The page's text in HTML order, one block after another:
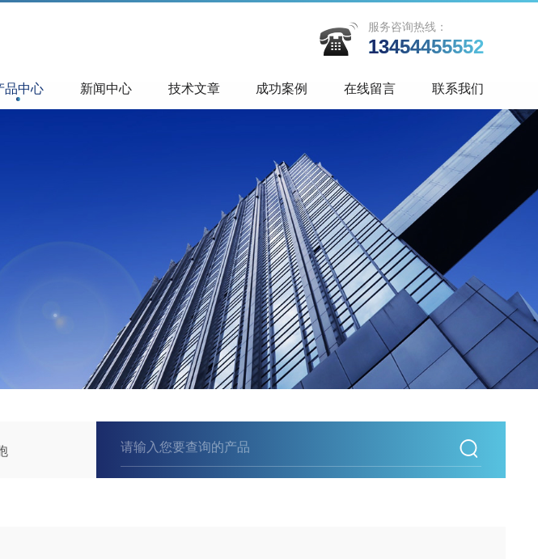
服务咨询热线：
13454455552
品中心 新闻中心 技术文章 成功案例 在线留言 联系我们